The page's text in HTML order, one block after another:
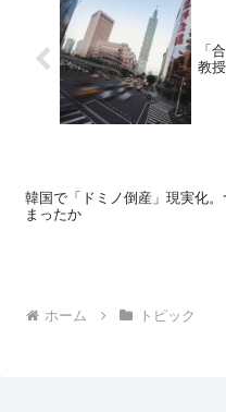
「
教
韓国で「ドミノ倒産」現実化
まったか
ホーム トピック